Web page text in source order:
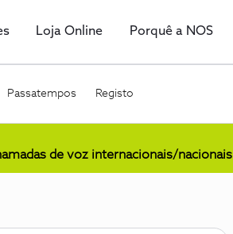
Loja Online Porquê a NOS
Passatempos Registo
de voz internacionais/nacionais